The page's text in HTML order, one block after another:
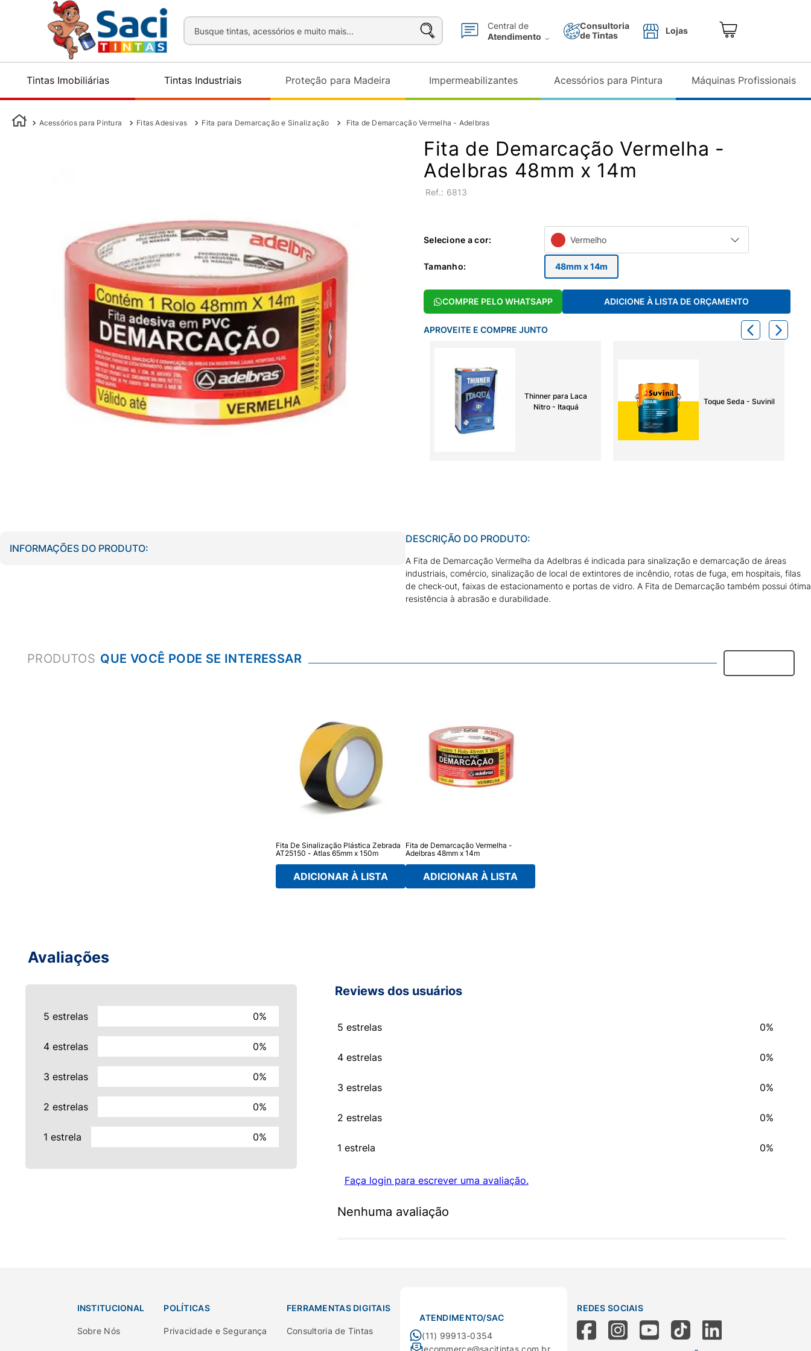
Busque tintas, acessórios e muito mais...
Central de
Atendimento
Consultoria
de Tintas
Lojas
Tintas Imobiliárias Tintas Industriais Proteção para Madeira Impermeabilizantes Acessórios para Pintura Máquinas Profissionais
Acessórios para Pintura Fitas Adesivas Fita para Demarcação e Sinalização Fita de Demarcação Vermelha - Adelbras
Fita de Demarcação Vermelha -
Adelbras 48mm x 14m
: 6813
Selecione a cor: Vermelho
Tamanho: 48mm x 14m
COMPRE PELO WHATSAPP ADICIONE À LISTA DE ORÇAMENTO
APROVEITE E COMPRE JUNTO
Thinner para Laca
Nitro - Itaquá
Toque Seda - Suvinil
INFORMAÇÕES DO PRODUTO:
DESCRIÇÃO DO PRODUTO:
A Fita de Demarcação Vermelha da Adelbras é indicada para sinalização e demarcação de áreas
industriais, comércio, sinalização de local de extintores de incêndio, rotas de fuga, em hospitais, filas
de check-out, faixas de estacionamento e portas de vidro. A Fita de Demarcação também possui ótima
resistência à abrasão e durabilidade.
PRODUTOS
Fita De Sinalização Plástica Zebrada
AT25150 - Atlas 65mm x 150m
ADICIONAR À LISTA
Fita de Demarcação Vermelha -
Adelbras 48mm x 14m
ADICIONAR À LISTA
Avaliações
5 estrelas 0%
4 estrelas 0%
3 estrelas 0%
2 estrelas 0%
1 estrela 0%
Reviews dos usuários
5 estrelas 0%
4 estrelas 0%
3 estrelas 0%
2 estrelas 0%
1 estrela 0%
Faça login para escrever uma avaliação.
Nenhuma avaliação
INSTITUCIONAL
Sobre Nós
POLÍTICAS
Privacidade e Segurança
FERRAMENTAS DIGITAIS
Consultoria de Tintas
ATENDIMENTO/SAC
(11) 99913-0354
ecommerce@sacitintas.com.br
REDES SOCIAIS